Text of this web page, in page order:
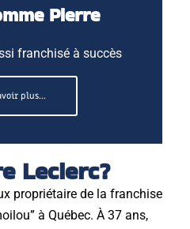
Pierre
franchisé à succès
plus...
Leclerc?
propriétaire de la franchise
à Québec. À 37 ans,